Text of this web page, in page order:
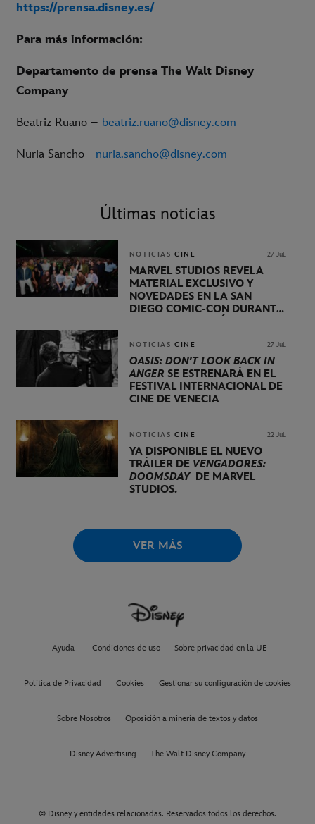
https://prensa.disney.es/
Para más información:
Departamento de prensa The Walt Disney
Company
Beatriz Ruano – beatriz.ruano@disney.com
Nuria Sancho - nuria.sancho@disney.com
Últimas noticias
NOTICIAS CINE 27 Jul.
MARVEL STUDIOS REVELA
MATERIAL EXCLUSIVO Y
NOVEDADES EN LA SAN
DIEGO COMIC-CON DURANTE
NOTICIAS CINE 27 Jul.
OASIS: DON'T LOOK BACK IN
ANGER SE ESTRENARÁ EN EL
FESTIVAL INTERNACIONAL DE
CINE DE VENECIA
NOTICIAS CINE 22 Jul.
YA DISPONIBLE EL NUEVO
TRÁILER DE VENGADORES:
DOOMSDAYDE MARVEL
STUDIOS.
VER MÁS
Ayuda Condiciones de uso Sobre privacidad en la UE
Política de Privacidad Cookies Gestionar su configuración de cookies
Sobre Nosotros Oposición a minería de textos y datos
Disney Advertising The Walt Disney Company
© Disney y entidades relacionadas. Reservados todos los derechos.